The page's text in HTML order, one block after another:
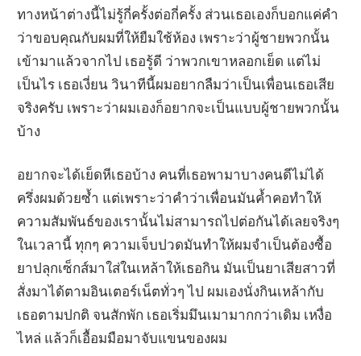
ทางหน้าต่างนี้ไม่รู้กี่ครั้งต่อกี่ครั้ง ส่วนเธอเองก็บอกแค่คำ
ว่าขอบคุณกับผมที่ให้ยืมใช้ห้อง เพราะว่าผู้ชายพวกนั้น
เข้ามาแล้วจากไป เธอรู้ดี ว่าพวกเขาหลอกเย็ด แต่ไม่
เป็นไร เธอเงี่ยน วินาทีนี้ผมอยากลืมว่าเป็นเพื่อนเธอเสีย
จริงครับ เพราะว่าผมเองก็อยากจะเป็นแบบผู้ชายพวกนั้น
บ้าง
อยากจะได้เย็ดหีเธอบ้าง คนที่เธอพามาบางคนดีไม่ได้
ครึ่งผมด้วยซ้ำ แต่เพราะว่าคำว่าเพื่อนมันค้ำคอทำให้
ความสัมพันธ์ของเรานั้นไม่สามารถไปต่อกันได้เลยจริงๆ
ในเวลานี้ ทุกๆ ความเจ็บปวดมันทำให้ผมจำเป็นต้องซื้อ
ยาปลุกเซ็กส์มาใส่ในเหล้าให้เธอกิน มันเป็นยาเสียสาวที่
สั่งมาได้ตามอินเตอร์เน็ตทั่วๆ ไป ผมเองนั่งกินเหล้ากับ
เธอตามปกติ จนสักพัก เธอเริ่มมึนเมามากกว่าเดิม เหงื่อ
ไหล่ แล้วก็เอื้อมมือมาจับแขนของผม